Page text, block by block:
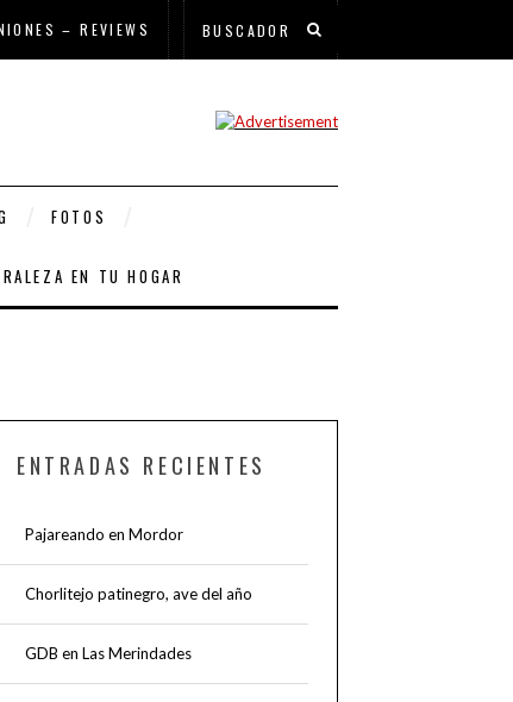
– REVIEWS
FOTOS
EN TU HOGAR
ENTRADAS RECIENTES
Pajareando en Mordor
Chorlitejo patinegro, ave del año
GDB en Las Merindades